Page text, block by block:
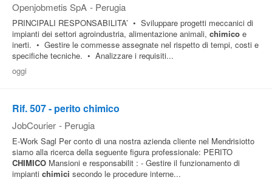
Openjobmetis SpA - Perugia
PRINCIPALI RESPONSABILITA’ • Sviluppare progetti meccanici di
impianti dei settori agroindustria, alimentazione animali, chimico e
inerti. • Gestire le commesse assegnate nel rispetto di tempi, costi e
specifiche tecniche. • Analizzare i requisiti...
oggi
Rif. 507 - perito chimico
JobCourier - Perugia
E-Work Sagl Per conto di una nostra azienda cliente nel Mendrisiotto
siamo alla ricerca della seguente figura professionale: PERITO
CHIMICO Mansioni e responsabilit : - Gestire il funzionamento di
impianti chimici secondo le procedure interne...